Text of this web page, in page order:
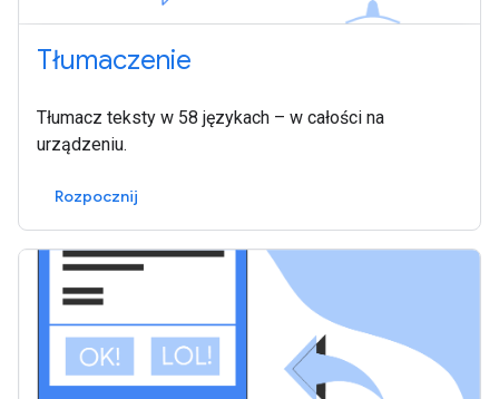
Tłumaczenie
Tłumacz teksty w 58 językach – w całości na
urządzeniu.
Rozpocznij